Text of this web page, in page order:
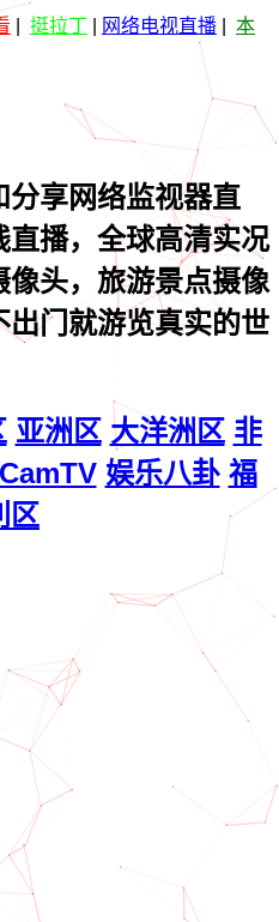
挺拉丁 网络电视直播
本
享网络监视器直
播，全球高清实况
头，旅游景点摄像
门就游览真实的世
亚洲区 大洋洲区 非
娱乐八卦 福
区